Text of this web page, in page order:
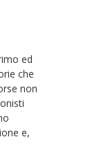
ed
che
non
e,